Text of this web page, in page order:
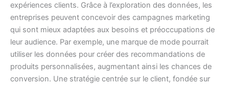
expériences clients. Grâce à l’exploration des données, les
entreprises peuvent concevoir des campagnes marketing
qui sont mieux adaptées aux besoins et préoccupations de
leur audience. Par exemple, une marque de mode pourrait
utiliser les données pour créer des recommandations de
produits personnalisées, augmentant ainsi les chances de
conversion. Une stratégie centrée sur le client, fondée sur